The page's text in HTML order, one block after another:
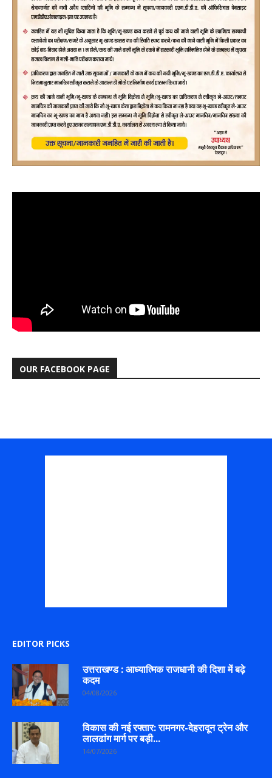
OUR FACEBOOK PAGE
EDITOR PICKS
उत्तराखण्ड : आध्यात्मिक राजधानी की दिशा में बढ़े
कदम
04/08/2026
विकास की नई रफ्तार: रामनगर-देहरादून ट्रेन और
लालढांग मार्ग पर बड़ी...
14/07/2026